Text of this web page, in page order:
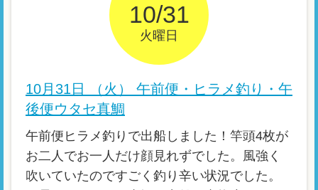
10/31
火曜日
10月31日 （火） 午前便・ヒラメ釣り・午
後便ウタセ真鯛
午前便ヒラメ釣りで出船しました！竿頭4枚が
お二人でお一人だけ顔見れずでした。風強く
吹いていたのですごく釣り辛い状況でした。